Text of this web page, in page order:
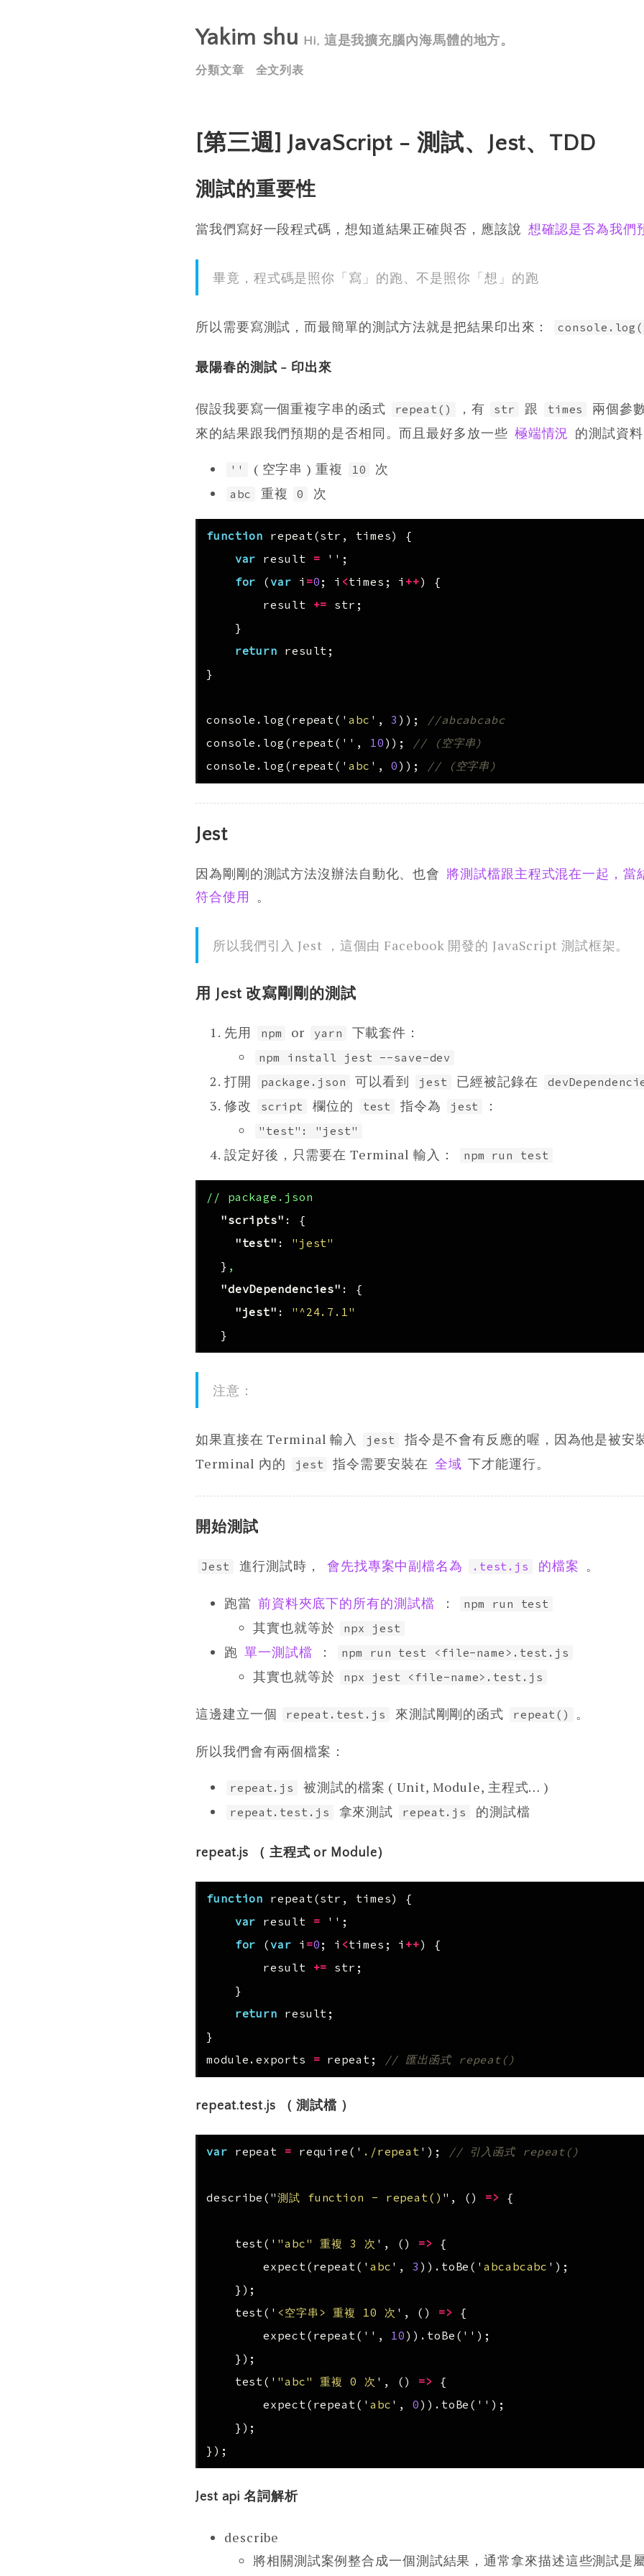
Yakim shu Hi, 這是我擴充腦內海馬體的地方。
分類文章 全文列表
[第三週] JavaScript - 測試、Jest、TDD
測試的重要性
當我們寫好一段程式碼，想知道結果正確與否，應該說 想確認是否為我們
畢竟，程式碼是照你「寫」的跑、不是照你「想」的跑
所以需要寫測試，而最簡單的測試方法就是把結果印出來：
最陽春的測試 - 印出來
假設我要寫一個重複字串的函式 repeat() ，有 str 跟 times 兩個參
來的結果跟我們預期的是否相同。而且最好多放一些 極端情況 的測試資
'' ( 空字串 ) 重複 10 次
abc 重複 0 次
function repeat (str , times)
{
var
result = '' ;
for
(var i =0 ; i <times ; i ++)
{
result
+= str ;
}
return
result ;
}
console . log ( repeat ( 'abc ' , 3 ));
//abcabcabc
console . log ( repeat ( '' , 10 ));
// (空字串)
console . log ( repeat ( 'abc ' , 0 )); // (空字串)
Jest
因為剛剛的測試方法沒辦法自動化、也會 將測試檔跟主程式混在一起，當
符合使用 。
所以我們引入 Jest ，這個由 Facebook 開發的 JavaScript 測試框架。
用 Jest 改寫剛剛的測試
先用 npm or yarn 下載套件：
npm install jest --save-dev
打開 package.json 可以看到 jest 已經被記錄在
修改
script 欄位的 test 指令為 jest ：
"test": "jest"
設定好後，只需要在 Terminal 輸入： npm run test
//
package.json
"scripts" :
{
"test" :
"jest"
} ,
"devDependencies" :
{
"jest" :
"^24.7.1"
}
注意：
如果直接在 Terminal 輸入 jest
指令是不會有反應的喔，因為他是被安
Terminal 內的
jest 指令需要安裝在 全域 下才能運行。
開始測試
Jest 進行測試時， 會先找專案中副檔名為 .test.js 的檔案 。
跑當 前資料夾底下的所有的測試檔 ： npm run test
其實也就等於 npx jest
跑 單一測試檔 ： npm run test <file-name>.test.js
其實也就等於 npx jest <file-name>.test.js
這邊建立一個 repeat.test.js 來測試剛剛的函式 repeat() 。
所以我們會有兩個檔案：
repeat.js 被測試的檔案 ( Unit, Module, 主程式… )
repeat.test.js 拿來測試 repeat.js 的測試檔
repeat.js （ 主程式 or Module）
function repeat(str , times)
{
var
result = '' ;
for
(var i =0 ; i <times ; i ++)
{
result
+= str ;
}
return
result ;
}
module .exports = repeat ; // 匯出函式 repeat()
repeat.test.js （ 測試檔 ）
var repeat = require ( ' ./repeat ' ); // 引入函式 repeat()
describe ( "測試 function - repeat() " , () => {
test( ' "abc" 重複 3 次 ' , () =>
{
expect( repeat( ' abc ' , 3 )). toBe ( 'abcabcabc ' );
});
test( ' <空字串> 重複 10 次 ' , () =>
{
expect( repeat( '' , 10 )). toBe ( '' );
});
test( ' "abc" 重複 0 次 ' , () =>
{
expect( repeat( ' abc ' , 0 )). toBe ( '' );
});
});
Jest api 名詞解析
describe
將相關測試案例整合成一個測試結果，通常拿來描述這些測試是